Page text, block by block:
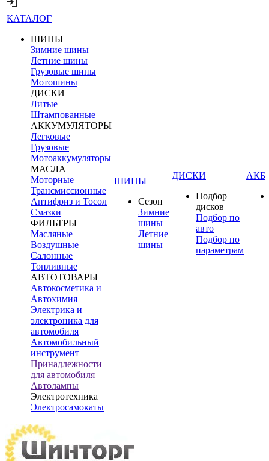
КАТАЛОГ
ШИНЫ
Зимние шины
Летние шины
Грузовые шины
Мотошины
ДИСКИ
Литые
Штампованные
АККУМУЛЯТОРЫ
Легковые
Грузовые
Мотоаккумуляторы
МАСЛА
Моторные
Трансмиссионные
Антифриз и Тосол
Смазки
ФИЛЬТРЫ
Масляные
Воздушные
Салонные
Топливные
АВТОТОВАРЫ
Автокосметика и
Автохимия
Электрика и
электроника для
автомобиля
Автомобильный
инструмент
Принадлежности
для автомобиля
Автолампы
Электротехника
Электросамокаты
ШИНЫ
Сезон
Зимние
шины
Летние
шины
ДИСКИ
Подбор
дисков
Подбор по
авто
Подбор по
параметрам
АКБ